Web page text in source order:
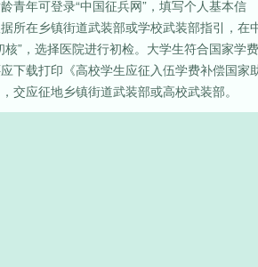
青年可登录“中国征兵网”，填写个人基本信
所在乡镇街道武装部或学校武装部指引，在
核”，选择医院进行初检。大学生符合国家学费
下载打印《高校学生应征入伍学费补偿国家
交应征地乡镇街道武装部或高校武装部。